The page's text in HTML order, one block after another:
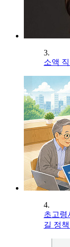
3.
소액
4.
초고령
길 정